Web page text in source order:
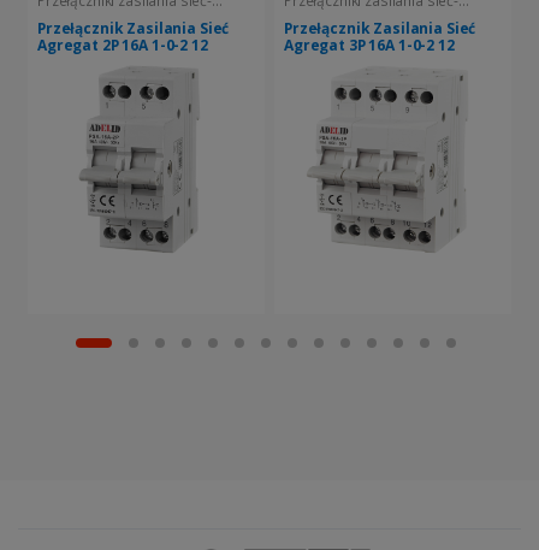
agregat
Przełącznik Zasilania Sieć
Agregat 2P 16A 1-0-2 12
agregat
Przełącznik Zasilania Sieć
Agregat 3P 16A 1-0-2 12